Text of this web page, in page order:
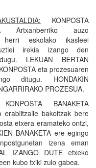
KONPOSTA
Artxanberriko auzo
herri eskolako ikasleei
irekia izango den
LEKUAN BERTAN
eta prozesuaren
ditugu. HONDAKIN
PROZESUA.
BANAKETA
erabiltzaile bakoitzak bere
etxera eramateko ontzi,
BANAKETA ere egingo
izena eman
IZANGO DUTE etxeko
kubo txiki zulo gabea.